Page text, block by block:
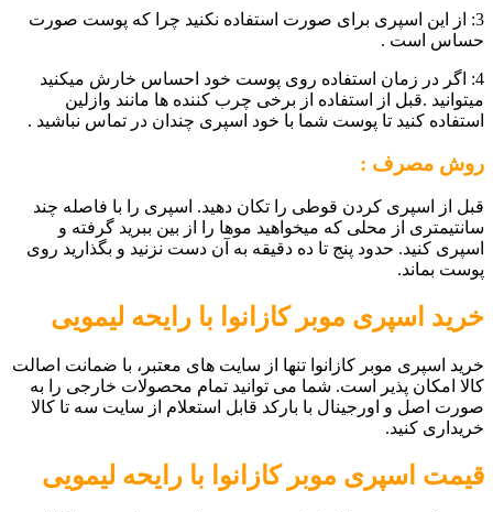
3: از این اسپری برای صورت استفاده نکنید چرا که پوست صورت
حساس است .
4: اگر در زمان استفاده روی پوست خود احساس خارش میکنید
میتوانید .قبل از استفاده از برخی چرب کننده ها مانند وازلین
استفاده کنید تا پوست شما با خود اسپری چندان در تماس نباشید .
روش مصرف :
قبل از اسپری کردن قوطی را تکان دهید. اسپری را با فاصله چند
سانتیمتری از محلی که میخواهید موها را از بین ببرید گرفته و
اسپری کنید. حدود پنج تا ده دقیقه به آن دست نزنید و بگذارید روی
پوست بماند.
خرید اسپری موبر کازانوا با رایحه لیمویی
خرید اسپری موبر کازانوا تنها از سایت های معتبر، با ضمانت اصالت
کالا امکان پذیر است. شما می توانید تمام محصولات خارجی را به
صورت اصل و اورجینال با بارکد قابل استعلام از سایت سه تا کالا
خریداری کنید.
قیمت اسپری موبر کازانوا با رایحه لیمویی